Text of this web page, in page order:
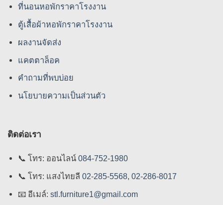
ที่นอนหอพักราคาโรงงาน
ตู้เสื้อผ้าหอพักราคาโรงงาน
ผลงานจัดส่ง
แคตตาล็อค
คําถามที่พบบ่อย
นโยบายความเป็นส่วนตัว
ติดต่อเรา
📞โทร: ออนไลน์084-752-1980
📞โทร: แสงไทยลี 02-285-5568,02-286-8017
📧 อีเมล์:stl.furniture1@gmail.com